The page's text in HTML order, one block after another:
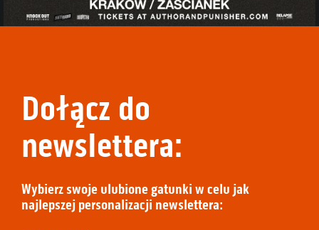
Dołącz do
newslettera:
Wybierz swoje ulubione gatunki w celu jak
najlepszej personalizacji newslettera: